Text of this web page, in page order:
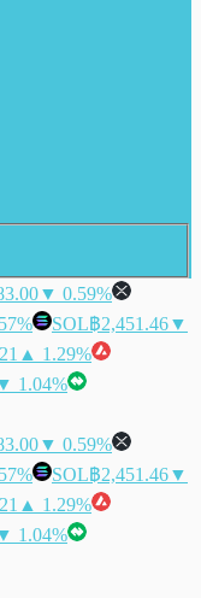
▼ 0.59%
SOL฿2,451.46▼
▲ 1.29%
1.04%
▼ 0.59%
SOL฿2,451.46▼
▲ 1.29%
1.04%